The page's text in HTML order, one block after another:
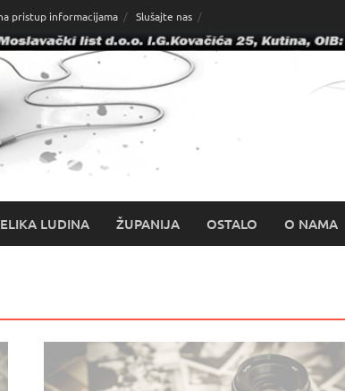
pristup informacijama Slušajte nas
LUDINA ŽUPANIJA OSTALO O NAMA